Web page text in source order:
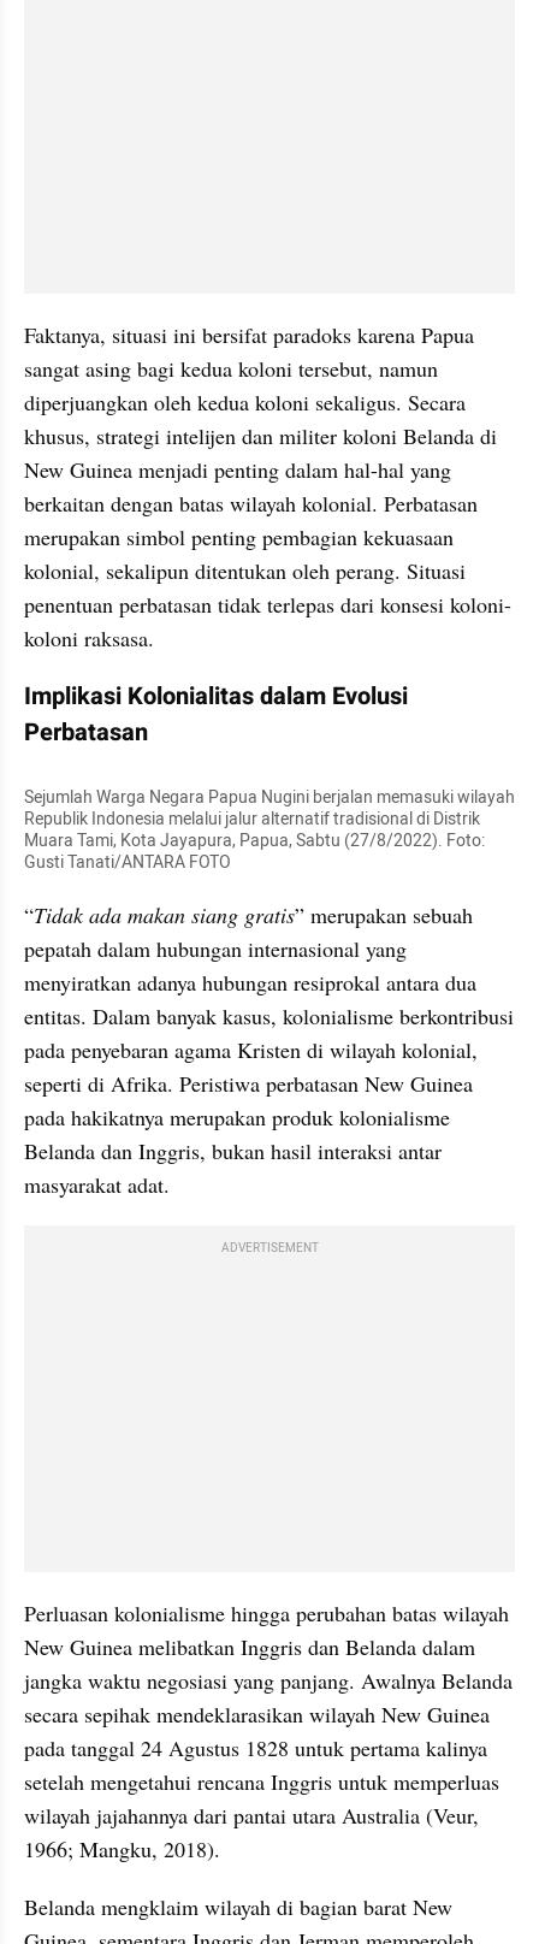
Faktanya, situasi ini bersifat paradoks karena Papua
sangat asing bagi kedua koloni tersebut, namun
diperjuangkan oleh kedua koloni sekaligus. Secara
khusus, strategi intelijen dan militer koloni Belanda di
New Guinea menjadi penting dalam hal-hal yang
berkaitan dengan batas wilayah kolonial. Perbatasan
merupakan simbol penting pembagian kekuasaan
kolonial, sekalipun ditentukan oleh perang. Situasi
penentuan perbatasan tidak terlepas dari konsesi koloni-
koloni raksasa.
Implikasi Kolonialitas dalam Evolusi
Perbatasan
Sejumlah Warga Negara Papua Nugini berjalan memasuki wilayah
Republik Indonesia melalui jalur alternatif tradisional di Distrik
Muara Tami, Kota Jayapura, Papua, Sabtu (27/8/2022). Foto:
Gusti Tanati/ANTARA FOTO
“Tidak ada makan siang gratis” merupakan sebuah
pepatah dalam hubungan internasional yang
menyiratkan adanya hubungan resiprokal antara dua
entitas. Dalam banyak kasus, kolonialisme berkontribusi
pada penyebaran agama Kristen di wilayah kolonial,
seperti di Afrika. Peristiwa perbatasan New Guinea
pada hakikatnya merupakan produk kolonialisme
Belanda dan Inggris, bukan hasil interaksi antar
masyarakat adat.
ADVERTISEMENT
Perluasan kolonialisme hingga perubahan batas wilayah
New Guinea melibatkan Inggris dan Belanda dalam
jangka waktu negosiasi yang panjang. Awalnya Belanda
secara sepihak mendeklarasikan wilayah New Guinea
pada tanggal 24 Agustus 1828 untuk pertama kalinya
setelah mengetahui rencana Inggris untuk memperluas
wilayah jajahannya dari pantai utara Australia (Veur,
1966; Mangku, 2018).
Belanda mengklaim wilayah di bagian barat New